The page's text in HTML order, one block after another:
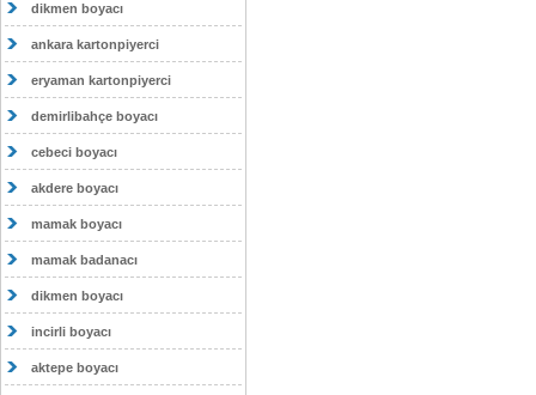
dikmen boyacı
ankara kartonpiyerci
eryaman kartonpiyerci
demirlibahçe boyacı
cebeci boyacı
akdere boyacı
mamak boyacı
mamak badanacı
dikmen boyacı
incirli boyacı
aktepe boyacı